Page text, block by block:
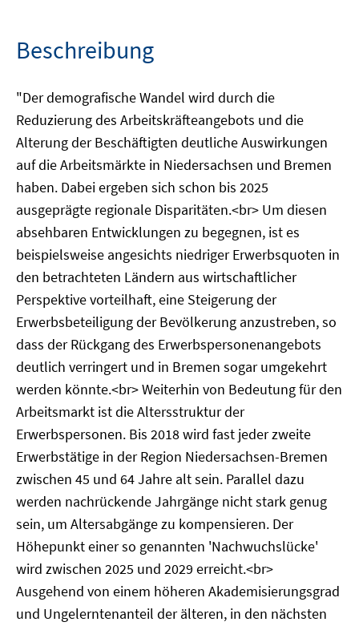
Beschreibung
"Der demografische Wandel wird durch die
Reduzierung des Arbeitskräfteangebots und die
Alterung der Beschäftigten deutliche Auswirkungen
auf die Arbeitsmärkte in Niedersachsen und Bremen
haben. Dabei ergeben sich schon bis 2025
ausgeprägte regionale Disparitäten.<br> Um diesen
absehbaren Entwicklungen zu begegnen, ist es
beispielsweise angesichts niedriger Erwerbsquoten in
den betrachteten Ländern aus wirtschaftlicher
Perspektive vorteilhaft, eine Steigerung der
Erwerbsbeteiligung der Bevölkerung anzustreben, so
dass der Rückgang des Erwerbspersonenangebots
deutlich verringert und in Bremen sogar umgekehrt
werden könnte.<br> Weiterhin von Bedeutung für den
Arbeitsmarkt ist die Altersstruktur der
Erwerbspersonen. Bis 2018 wird fast jeder zweite
Erwerbstätige in der Region Niedersachsen-Bremen
zwischen 45 und 64 Jahre alt sein. Parallel dazu
werden nachrückende Jahrgänge nicht stark genug
sein, um Altersabgänge zu kompensieren. Der
Höhepunkt einer so genannten 'Nachwuchslücke'
wird zwischen 2025 und 2029 erreicht.<br>
Ausgehend von einem höheren Akademisierungsgrad
und Ungelerntenanteil der älteren, in den nächsten